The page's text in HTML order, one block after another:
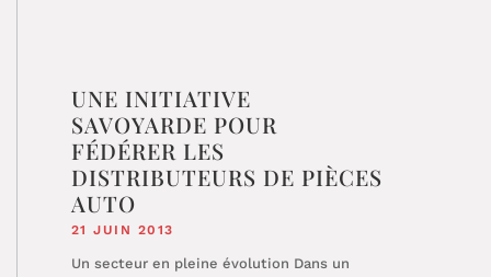
UNE INITIATIVE
SAVOYARDE POUR
FÉDÉRER LES
DISTRIBUTEURS DE PIÈCES
AUTO
21 JUIN 2013
Un secteur en pleine évolution Dans un